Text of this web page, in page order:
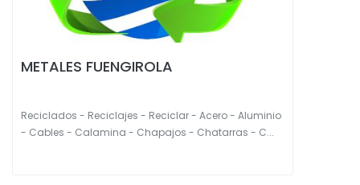
METALES FUENGIROLA
Reciclados - Reciclajes - Reciclar - Acero - Aluminio
- Cables - Calamina - Chapajos - Chatarras - C...